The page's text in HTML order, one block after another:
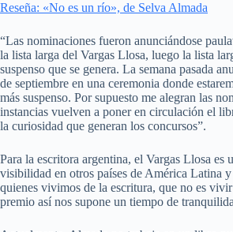
Reseña: «No es un río», de Selva Almada
“Las nominaciones fueron anunciándose
la lista larga del Vargas Llosa, luego la lista
suspenso que se genera. La semana pasada
de septiembre en una ceremonia donde
más suspenso. Por supuesto me alegran las
instancias vuelven a poner en circulación el
la curiosidad que generan los concursos”.
Para la escritora argentina, el Vargas Llosa es
visibilidad en otros países de América Latina
quienes vivimos de la escritura, que no es
premio así nos supone un tiempo de